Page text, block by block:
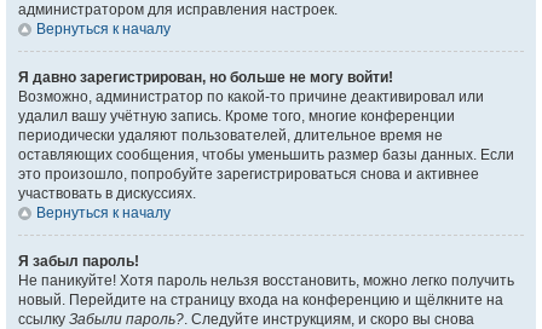
администратором для исправления настроек.
Вернуться к началу
Я давно зарегистрирован, но больше не могу войти!
Возможно, администратор по какой-то причине деактивировал или
удалил вашу учётную запись. Кроме того, многие конференции
периодически удаляют пользователей, длительное время не
оставляющих сообщения, чтобы уменьшить размер базы данных. Если
это произошло, попробуйте зарегистрироваться снова и активнее
участвовать в дискуссиях.
Вернуться к началу
Я забыл пароль!
Не паникуйте! Хотя пароль нельзя восстановить, можно легко получить
новый. Перейдите на страницу входа на конференцию и щёлкните на
ссылку Забыли пароль?. Следуйте инструкциям, и скоро вы снова